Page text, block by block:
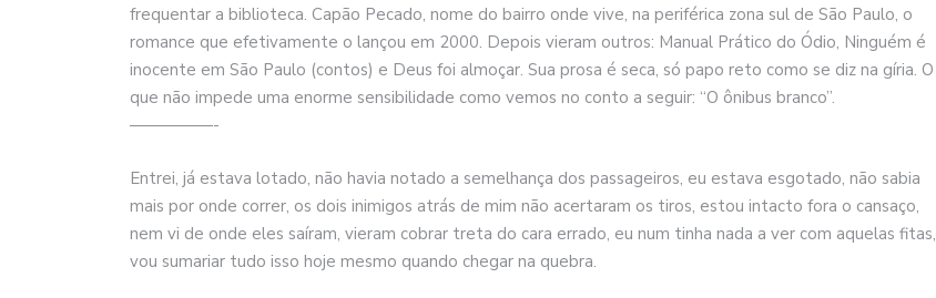
frequentar a biblioteca. Capão Pecado, nome do bairro onde vive, na periférica zona sul de São Paulo, o
romance que efetivamente o lançou em 2000. Depois vieram outros: Manual Prático do Ódio, Ninguém é
inocente em São Paulo (contos) e Deus foi almoçar. Sua prosa é seca, só papo reto como se diz na gíria. O
que não impede uma enorme sensibilidade como vemos no conto a seguir: “O ônibus branco”.
—————-
Entrei, já estava lotado, não havia notado a semelhança dos passageiros, eu estava esgotado, não sabia
mais por onde correr, os dois inimigos atrás de mim não acertaram os tiros, estou intacto fora o cansaço,
nem vi de onde eles saíram, vieram cobrar treta do cara errado, eu num tinha nada a ver com aquelas fitas,
vou sumariar tudo isso hoje mesmo quando chegar na quebra.